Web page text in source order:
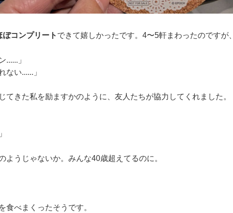
ぼコンプリート できて嬉しかったです。4〜5軒まわったのですが、
......」
ない......」
てきた私を励ますかのように、友人たちが協力してくれました。
ようじゃないか。みんな40歳超えてるのに。
食べまくったそうです。